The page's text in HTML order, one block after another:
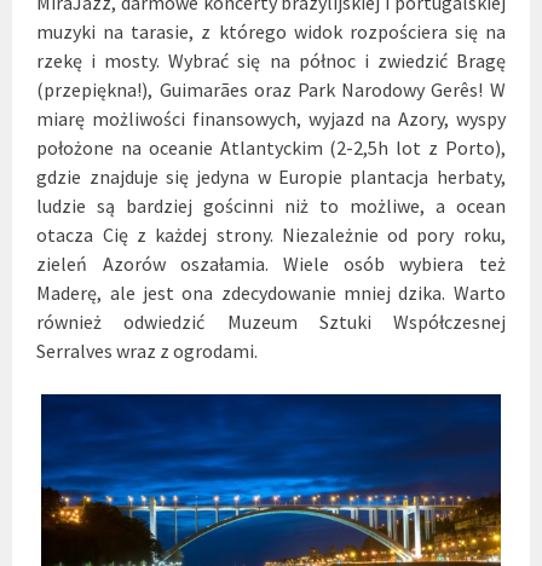
muzyki na tarasie, z którego widok rozpościera się na
rzekę i mosty. Wybrać się na północ i zwiedzić Bragę
(przepiękna!), Guimarães oraz Park Narodowy Gerês! W
miarę możliwości finansowych, wyjazd na Azory, wyspy
położone na oceanie Atlantyckim (2-2,5h lot z Porto),
gdzie znajduje się jedyna w Europie plantacja herbaty,
ludzie są bardziej gościnni niż to możliwe, a ocean
otacza Cię z każdej strony. Niezależnie od pory roku,
zieleń Azorów oszałamia. Wiele osób wybiera też
Maderę, ale jest ona zdecydowanie mniej dzika. Warto
również odwiedzić Muzeum Sztuki Współczesnej
Serralves wraz z ogrodami.